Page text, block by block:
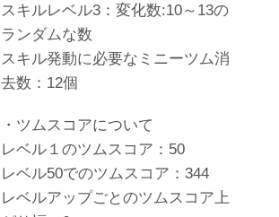
スキルレベル3：変化数:10～13の
ランダムな数
スキル発動に必要なミニーツム消
去数：12個
・ツムスコアについて
レベル１のツムスコア：50
レベル50でのツムスコア：344
レベルアップごとのツムスコア上